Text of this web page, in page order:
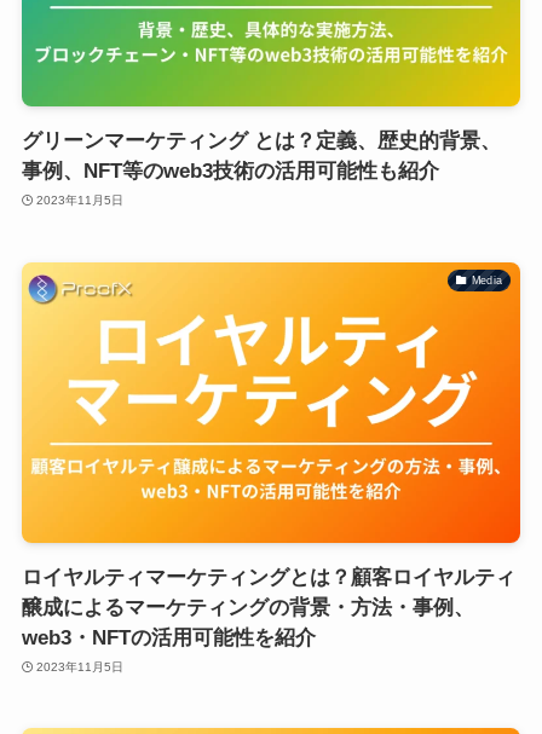
グリーンマーケティング とは？定義、歴史的背景、
事例、NFT等のweb3技術の活用可能性も紹介
2023年11月5日
Media
ロイヤルティマーケティングとは？顧客ロイヤルティ
醸成によるマーケティングの背景・方法・事例、
web3・NFTの活用可能性を紹介
2023年11月5日